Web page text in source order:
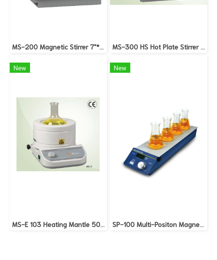
MS-200 Magnetic Stirrer 7"*7" 100-1500 RPM MS-300 HS Hot Plate Stirrer 7"x7" 380 C 100-1500 rpm
New
MS-E 103 Heating Mantle 500 ml 360 W (MTOP)
New
SP-100 Multi-Positon Magnetic Stirrer